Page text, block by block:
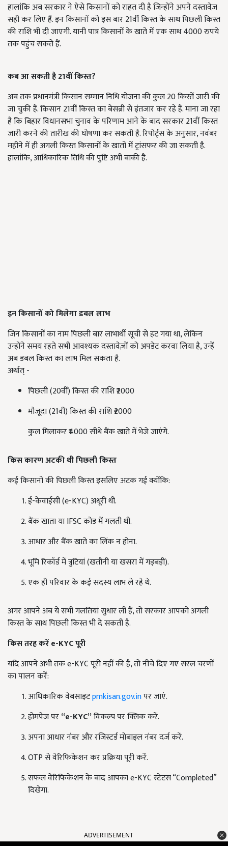
हालांकि अब सरकार ने ऐसे किसानों को राहत दी है जिन्होंने अपने दस्तावेज़
सही कर लिए हैं. इन किसानों को इस बार 21वीं किस्त के साथ पिछली किस्त
की राशि भी दी जाएगी. यानी पात्र किसानों के खाते में एक साथ 4000 रुपये
तक पहुंच सकते हैं.
कब आ सकती है 21वीं किस्त?
अब तक प्रधानमंत्री किसान सम्मान निधि योजना की कुल 20 किस्तें जारी की
जा चुकी हैं. किसान 21वीं किस्त का बेसब्री से इंतजार कर रहे हैं. माना जा रहा
है कि बिहार विधानसभा चुनाव के परिणाम आने के बाद सरकार 21वीं किस्त
जारी करने की तारीख की घोषणा कर सकती है. रिपोर्ट्स के अनुसार, नवंबर
महीने में ही अगली किस्त किसानों के खातों में ट्रांसफर की जा सकती है.
हालांकि, आधिकारिक तिथि की पुष्टि अभी बाकी है.
इन किसानों को मिलेगा डबल लाभ
जिन किसानों का नाम पिछली बार लाभार्थी सूची से हट गया था, लेकिन
उन्होंने समय रहते सभी आवश्यक दस्तावेज़ों को अपडेट करवा लिया है, उन्हें
अब डबल किस्त का लाभ मिल सकता है.
अर्थात् -
पिछली (20वीं) किस्त की राशि ₹2000
मौजूदा (21वीं) किस्त की राशि ₹2000
कुल मिलाकर ₹4000 सीधे बैंक खाते में भेजे जाएंगे.
किस कारण अटकी थी पिछली किस्त
कई किसानों की पिछली किस्त इसलिए अटक गई क्योंकि:
ई-केवाईसी (e-KYC) अधूरी थी.
बैंक खाता या IFSC कोड में गलती थी.
आधार और बैंक खाते का लिंक न होना.
भूमि रिकॉर्ड में त्रुटियां (खतौनी या खसरा में गड़बड़ी).
एक ही परिवार के कई सदस्य लाभ ले रहे थे.
अगर आपने अब ये सभी गलतियां सुधार ली हैं, तो सरकार आपको अगली
किस्त के साथ पिछली किस्त भी दे सकती है.
किस तरह करें e-KYCपूरी
यदि आपने अभी तक e-KYC पूरी नहीं की है, तो नीचे दिए गए सरल चरणों
का पालन करें:
आधिकारिक वेबसाइटpmkisan.gov.inपर जाएं.
होमपेज पर“e-KYC”विकल्प पर क्लिक करें.
अपना आधार नंबर और रजिस्टर्ड मोबाइल नंबर दर्ज करें.
OTP से वेरिफिकेशन कर प्रक्रिया पूरी करें.
सफल वेरिफिकेशन के बाद आपका e-KYC स्टेटस “Completed”
दिखेगा.
ADVERTISEMENT